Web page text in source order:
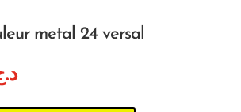
metal 24 versal